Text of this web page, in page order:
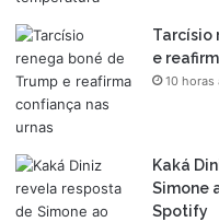
Tarcísio
e
10 horas
Kaká
Simone
Spotify